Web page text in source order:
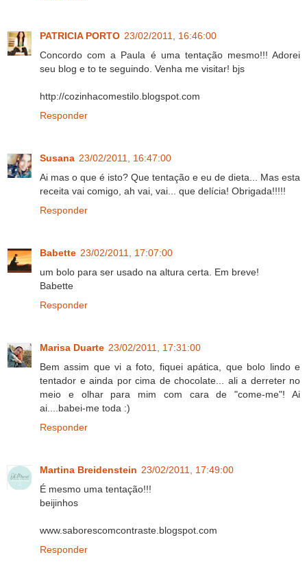
PATRICIA PORTO 23/02/2011, 16:46:00
Concordo com a Paula é uma tentação mesmo!!! Adorei
seu blog e to te seguindo. Venha me visitar! bjs
http://cozinhacomestilo.blogspot.com
Responder
Susana 23/02/2011, 16:47:00
Ai mas o que é isto? Que tentação e eu de dieta... Mas esta
receita vai comigo, ah vai, vai... que delícia! Obrigada!!!!!
Responder
Babette 23/02/2011, 17:07:00
um bolo para ser usado na altura certa. Em breve!
Babette
Responder
Marisa Duarte 23/02/2011, 17:31:00
Bem assim que vi a foto, fiquei apática, que bolo lindo e
tentador e ainda por cima de chocolate... ali a derreter no
meio e olhar para mim com cara de "come-me"! Ai
ai....babei-me toda :)
Responder
Martina Breidenstein 23/02/2011, 17:49:00
É mesmo uma tentação!!!
beijinhos
www.saborescomcontraste.blogspot.com
Responder